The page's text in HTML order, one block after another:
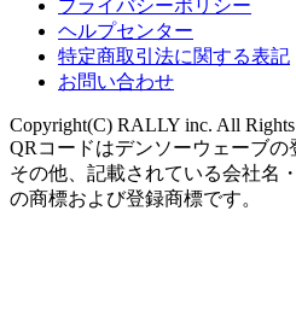
プライバシーポリシー
ヘルプセンター
特定商取引法に関する表記
お問い合わせ
Copyright(C) RALLY inc. All Rights
QRコードはデンソーウェーブの
その他、記載されている会社名
の商標および登録商標です。